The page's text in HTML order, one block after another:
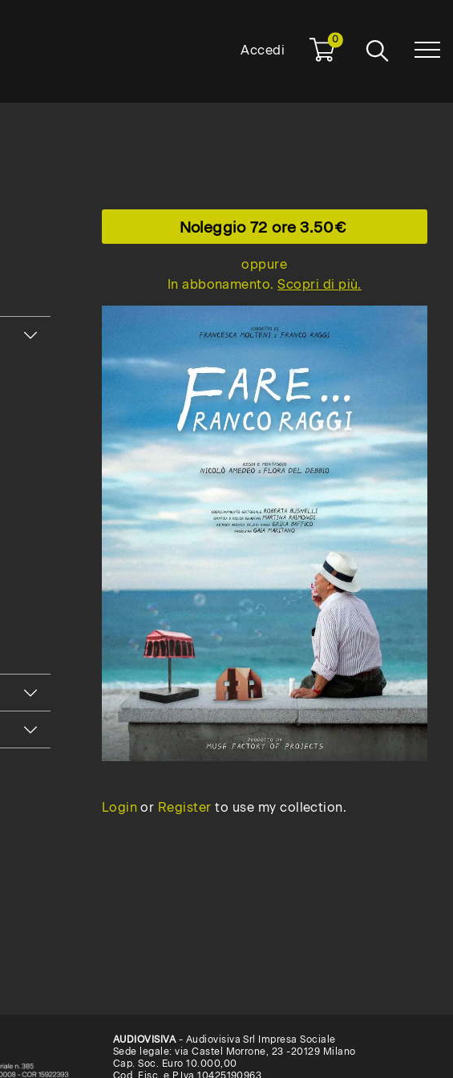
Accedi
0
Noleggio 72 ore 3.50
oppure
In abbonamento.Scopri di più.
Login or Register to use my collection.
AUDIOVISIVA- Audiovisiva Srl Impresa Sociale
Sede legale: via Castel Morrone, 23 -20129 Milano
Cap. Soc. Euro 10.000,00